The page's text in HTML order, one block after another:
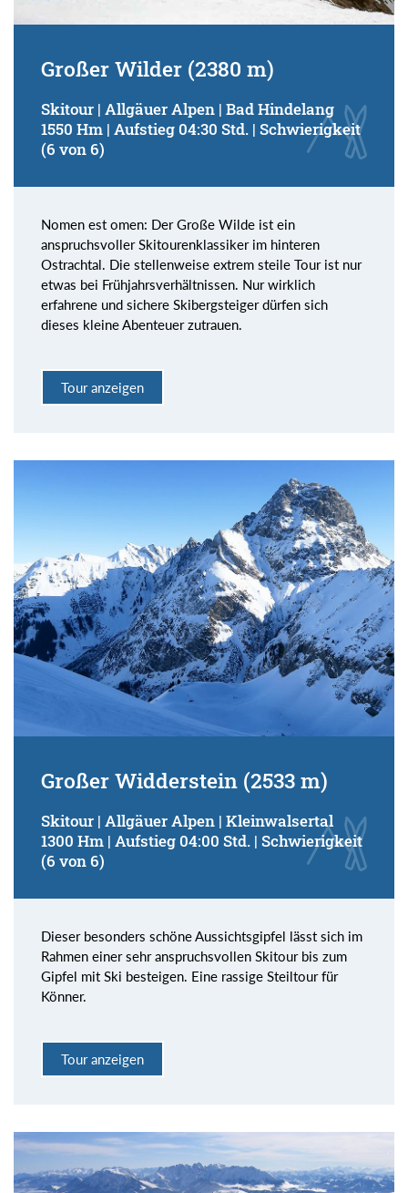
Großer Wilder (2380 m)
Skitour | Allgäuer Alpen | Bad Hindelang
1550 Hm | Aufstieg 04:30 Std. | Schwierigkeit
(6 von 6)
Nomen est omen: Der Große Wilde ist ein
anspruchsvoller Skitourenklassiker im hinteren
Ostrachtal. Die stellenweise extrem steile Tour ist nur
etwas bei Frühjahrsverhältnissen. Nur wirklich
erfahrene und sichere Skibergsteiger dürfen sich
dieses kleine Abenteuer zutrauen.
Tour anzeigen
Großer Widderstein (2533 m)
Skitour | Allgäuer Alpen | Kleinwalsertal
1300 Hm | Aufstieg 04:00 Std. | Schwierigkeit
(6 von 6)
Dieser besonders schöne Aussichtsgipfel lässt sich im
Rahmen einer sehr anspruchsvollen Skitour bis zum
Gipfel mit Ski besteigen. Eine rassige Steiltour für
Könner.
Tour anzeigen